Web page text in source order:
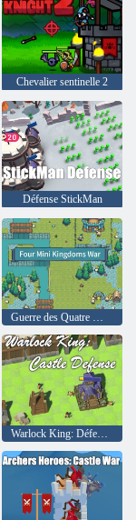
Chevalier sentinelle 2
Défense StickMan
Guerre des Quatre Mini Royaumes
Warlock King: Défense du château